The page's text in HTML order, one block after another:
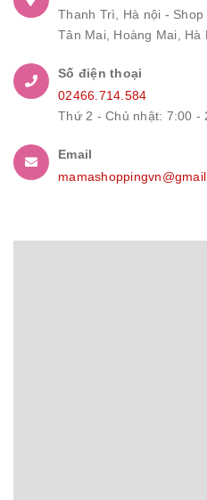
Thanh Trì, Hà nội -
Tân Mai, Hoàng Mai, Hà
Số điện thoại
02466.714.584
Thứ 2 - Chủ nhật: 7:00 -
Email